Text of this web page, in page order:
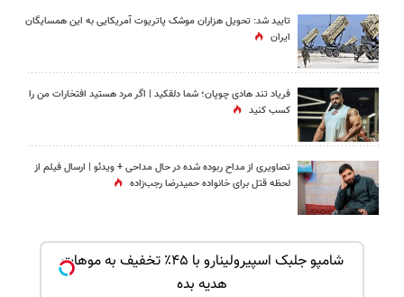
تایید شد: تحویل هزاران موشک پاتریوت آمریکایی به این همسایگان
ایران
فریاد تند هادی چوپان؛‌ شما دلقکید | اگر مرد هستید افتخارات من را
کسب کنید
تصاویری از مداح ربوده شده در حال مداحی + ویدئو | ارسال فیلم از
لحظه قتل برای خانواده‌ حمیدرضا رجب‌زاده
شامپو جلبک اسپیرولینارو با ۴۵٪ تخفیف به موهات
هدیه بده